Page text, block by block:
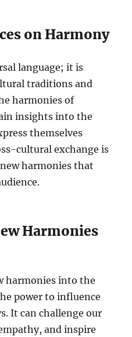
on Harmony
language; it is
traditions and
harmonies of
insights into the
themselves
cultural exchange is
harmonies that
Harmonies
harmonies into the
power to influence
It can challenge our
and inspire